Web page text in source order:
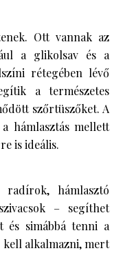
Ott vannak az
a glikolsav és a
rétegében lévő
a természetes
szőrtüszőket. A
hámlasztás mellett
is ideális.
hámlasztó
– segíthet
és simábbá tenni a
alkalmazni, mert